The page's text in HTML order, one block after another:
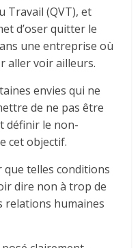
Travail (QVT), et
d’oser quitter le
une entreprise où
aller voir ailleurs.
envies qui ne
de ne pas être
définir le non-
cet objectif.
que telles conditions
dire non à trop de
relations humaines